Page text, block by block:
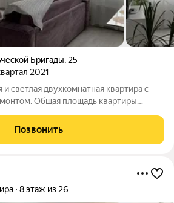
Бригады, 25
2021
светлая двухкомнатная квартира с
Общая площадь квартиры
Квартира расположена на 16 этаже 17-
Позвонить
8 этаж из 26